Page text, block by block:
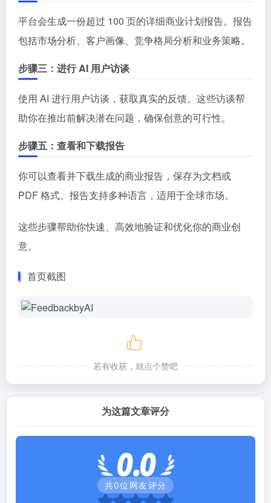
平台会生成一份超过 100 页的详细商业计划报告。报告
包括市场分析、客户画像、竞争格局分析和业务策略。
步骤三：进行 AI 用户访谈
使用 AI 进行用户访谈，获取真实的反馈。这些访谈帮
助你在推出前解决潜在问题，确保创意的可行性。
步骤五：查看和下载报告
你可以查看并下载生成的商业报告，保存为文档或
PDF 格式。报告支持多种语言，适用于全球市场。
这些步骤帮助你快速、高效地验证和优化你的商业创
意。
首页截图
若有收获，就点个赞吧
为这篇文章评分
0.0
共0位网友评分